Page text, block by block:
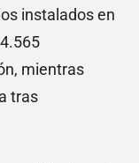
instalados en
mientras
tras